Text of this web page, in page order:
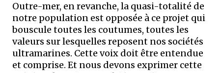
Outre-mer, en revanche, la quasi-totalité de
notre population est opposée à ce projet qui
bouscule toutes les coutumes, toutes les
valeurs sur lesquelles reposent nos sociétés
ultramarines. Cette voix doit être entendue
et comprise. Et nous devons exprimer cette